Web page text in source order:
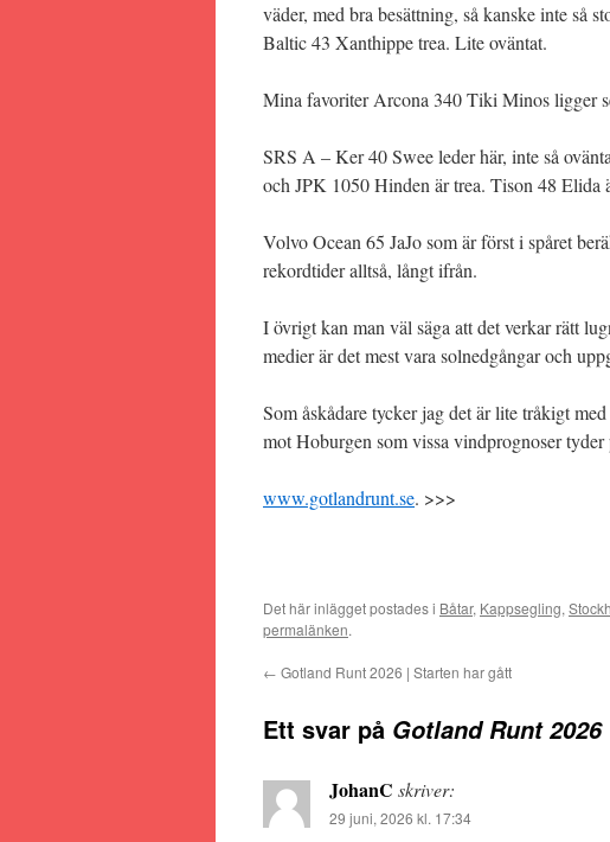
väder, med bra besättning, så kanske inte så
Baltic 43 Xanthippe trea. Lite oväntat.
Mina favoriter Arcona 340 Tiki Minos ligger
SRS A – Ker 40 Swee leder här, inte så
och JPK 1050 Hinden är trea. Tison 48 Elida
Volvo Ocean 65 JaJo som är först i spåret
rekordtider alltså, långt ifrån.
I övrigt kan man väl säga att det verkar rätt
medier är det mest vara solnedgångar och
Som åskådare tycker jag det är lite tråkigt
mot Hoburgen som vissa vindprognoser tyder
www.gotlandrunt.se. >>>
Det här inlägget postades i Båtar, Kappsegling,
permalänken.
← Gotland Runt 2026 | Starten har gått
Ett svar på Gotland Runt
JohanC skriver:
29 juni, 2026 kl. 17:34